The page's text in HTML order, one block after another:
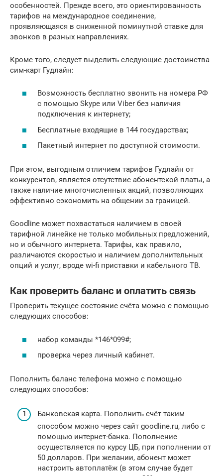
особенностей. Прежде всего, это ориентированность
тарифов на международное соединение,
проявляющаяся в сниженной поминутной ставке для
звонков в разных направлениях.
Кроме того, следует выделить следующие достоинства
сим-карт Гудлайн:
Возможность бесплатно звонить на номера РФ
с помощью Skype или Viber без наличия
подключения к интернету;
Бесплатные входящие в 144 государствах;
Пакетный интернет по доступной стоимости.
При этом, выгодным отличием тарифов Гудлайн от
конкурентов, является отсутствие абонентской платы, а
также наличие многочисленных акций, позволяющих
эффективно сэкономить на общении за границей.
Goodline может похвастаться наличием в своей
тарифной линейке не только мобильных предложений,
но и обычного интернета. Тарифы, как правило,
различаются скоростью и наличием дополнительных
опций и услуг, вроде wi-fi приставки и кабельного ТВ.
Как проверить баланс и оплатить связь
Проверить текущее состояние счёта можно с помощью
следующих способов:
набор команды *146*099#;
проверка через личный кабинет.
Пополнить баланс телефона можно с помощью
следующих способов:
Банковская карта. Пополнить счёт таким
способом можно через сайт goodline.ru, либо с
помощью интернет-банка. Пополнение
осуществляется по курсу ЦБ, при пополнении от
50 долларов. При желании, абонент может
настроить автоплатёж (в этом случае будет